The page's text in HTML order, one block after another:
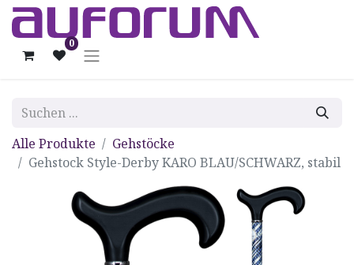
0
Alle Produkte
Gehstöcke
Gehstock Style-Derby KARO BLAU/SCHWARZ, stabil